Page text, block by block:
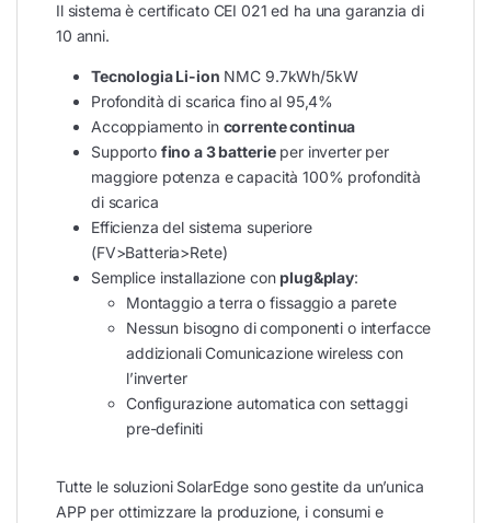
Il sistema è certificato CEI 021 ed ha una garanzia di
10 anni.
Tecnologia Li-ion NMC 9.7kWh/5kW
Profondità di scarica fino al 95,4%
Accoppiamento in corrente continua
Supporto fino a 3 batterieper inverter per
maggiore potenza e capacità 100% profondità
di scarica
Efficienza del sistema superiore
(FV>Batteria>Rete)
Semplice installazione conplug&play:
Montaggio a terra o fissaggio a parete
Nessun bisogno di componenti o interfacce
addizionali Comunicazione wireless con
l’inverter
Configurazione automatica con settaggi
pre-definiti
Tutte le soluzioni SolarEdge sono gestite da un’unica
APP per ottimizzare la produzione, i consumi e